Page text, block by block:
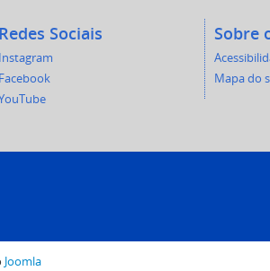
Redes Sociais
Instagram
Facebook
Sobre
Mapa do
Joomla